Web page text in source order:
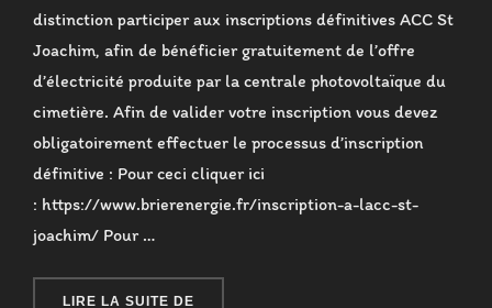
distinction participer aux inscriptions définitives ACC St
Joachim, afin de bénéficier gratuitement de l’offre
d’électricité produite par la centrale photovoltaïque du
cimetière. Afin de valider votre inscription vous devez
obligatoirement effectuer le processus d’inscription
définitive : Pour ceci cliquer ici
: https://www.brierenergie.fr/inscription-a-lacc-st-
joachim/ Pour …
LIRE LA SUITE DE